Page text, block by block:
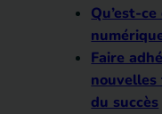
Qu’est-
Faire
nouvelles
du succès